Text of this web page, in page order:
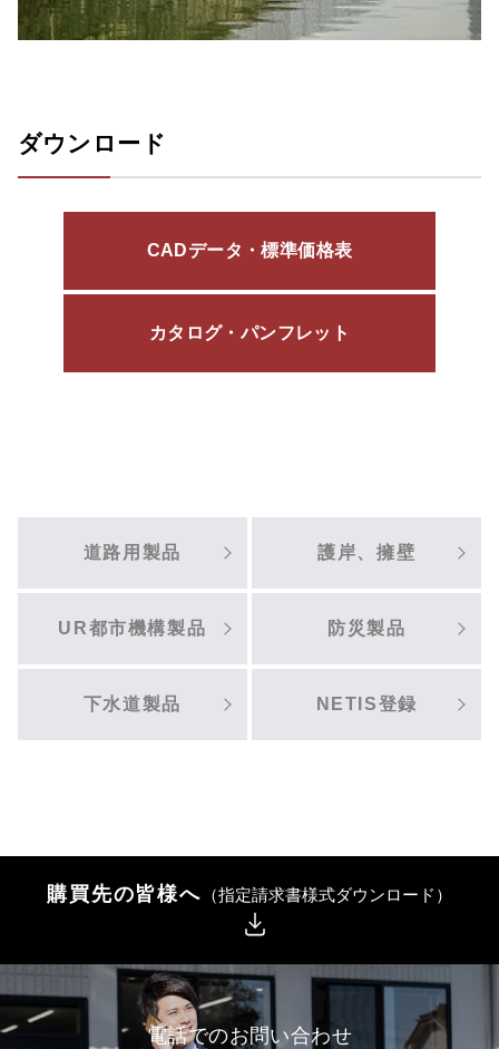
ダウンロード
CADデータ・標準価格表
カタログ・パンフレット
道路用製品 護岸、擁壁
UR都市機構製品 防災製品
下水道製品 NETIS登録
購買先の皆様へ （指定請求書様式ダウンロード）
電話でのお問い合わせ